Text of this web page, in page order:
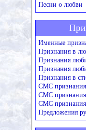
Песни о любви
Именные
Признания в
Признания
Признания
Признания в
СМС
СМС
СМС
Предложения